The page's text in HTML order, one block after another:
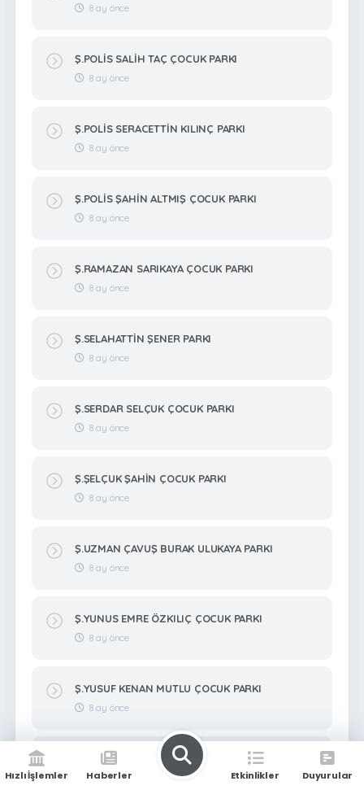
8 ay önce
Ş.POLİS SALİH TAÇ ÇOCUK PARKI
8 ay önce
Ş.POLİS SERACETTİN KILINÇ PARKI
8 ay önce
Ş.POLİS ŞAHİN ALTMIŞ ÇOCUK PARKI
8 ay önce
Ş.RAMAZAN SARIKAYA ÇOCUK PARKI
8 ay önce
Ş.SELAHATTİN ŞENER PARKI
8 ay önce
Ş.SERDAR SELÇUK ÇOCUK PARKI
8 ay önce
Ş.ŞELÇUK ŞAHİN ÇOCUK PARKI
8 ay önce
Ş.UZMAN ÇAVUŞ BURAK ULUKAYA PARKI
8 ay önce
Ş.YUNUS EMRE ÖZKILIÇ ÇOCUK PARKI
8 ay önce
Ş.YUSUF KENAN MUTLU ÇOCUK PARKI
8 ay önce
Ş.ZEKERİYA BİTMEZ ÇOCUK PARKI
8 ay önce
Hızlı İşlemler Haberler Etkinlikler Duyurular